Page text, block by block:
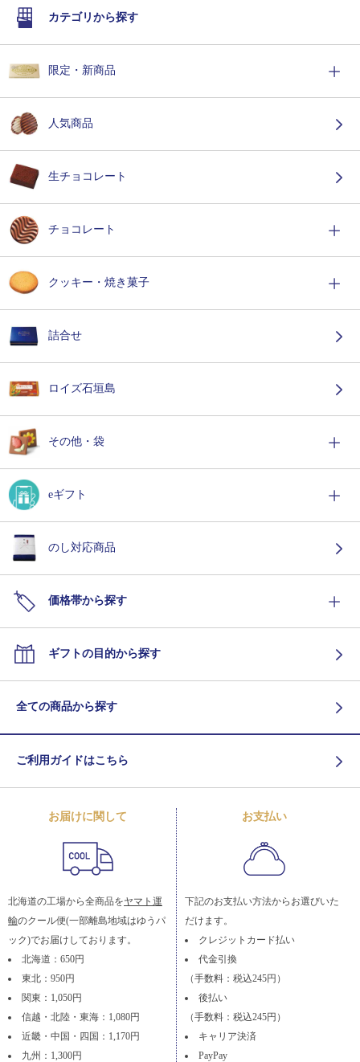
カテゴリから探す
限定・新商品
人気商品
生チョコレート
チョコレート
クッキー・焼き菓子
詰合せ
ロイズ石垣島
その他・袋
eギフト
のし対応商品
価格帯から探す
ギフトの目的から探す
全ての商品から探す
ご利用ガイドはこちら
お届けに関して
北海道の工場から全商品をヤマト運
輸のクール便(一部離島地域はゆうパ
ック)でお届けしております。
北海道：650円
東北：950円
関東：1,050円
信越・北陸・東海：1,080円
近畿・中国・四国：1,170円
九州：1,300円
お支払い
下記のお支払い方法からお選びいた
だけます。
クレジットカード払い
代金引換
（手数料：税込245円）
後払い
（手数料：税込245円）
キャリア決済
PayPay